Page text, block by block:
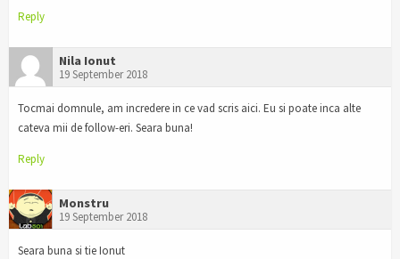
Reply
Nila Ionut
19 September 2018
Tocmai domnule, am incredere in ce vad scris aici. Eu si poate inca alte
cateva mii de follow-eri. Seara buna!
Reply
Monstru
19 September 2018
Seara buna si tie Ionut